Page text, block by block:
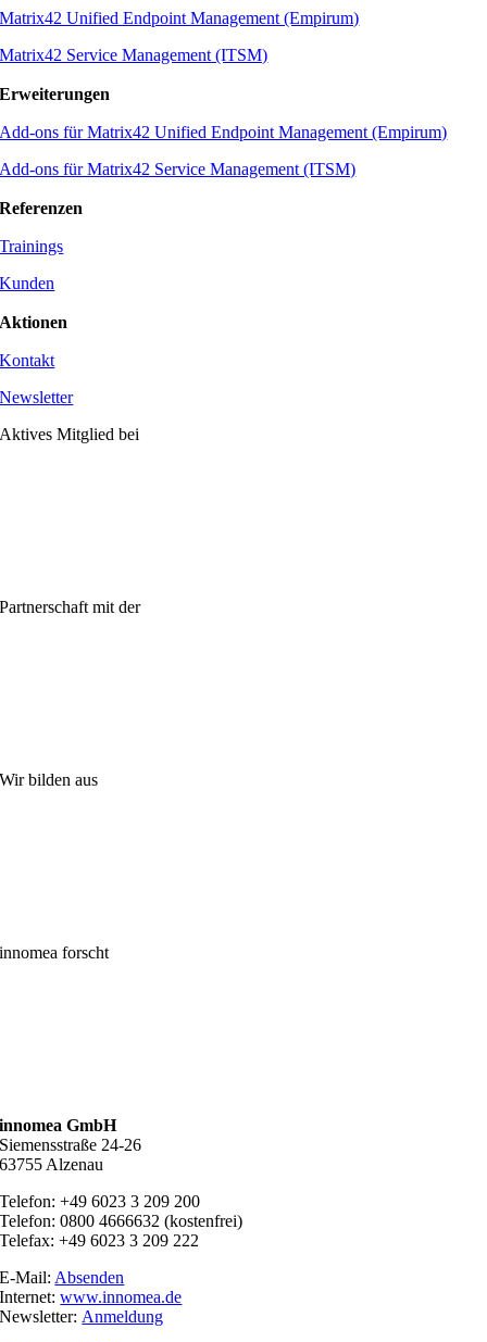
Matrix42 Unified Endpoint Management (Empirum)
Matrix42 Service Management (ITSM)
Erweiterungen
Add-ons für Matrix42 Unified Endpoint Management (Empirum)
Add-ons für Matrix42 Service Management (ITSM)
Referenzen
Trainings
Kunden
Aktionen
Kontakt
Newsletter
Aktives Mitglied bei
Partnerschaft mit der
Wir bilden aus
innomea forscht
innomea GmbH
Siemensstraße 24-26
63755 Alzenau
Telefon: +49 6023 3 209 200
Telefon: 0800 4666632 (kostenfrei)
Telefax: +49 6023 3 209 222
E-Mail: Absenden
Internet:www.innomea.de
Newsletter: Anmeldung